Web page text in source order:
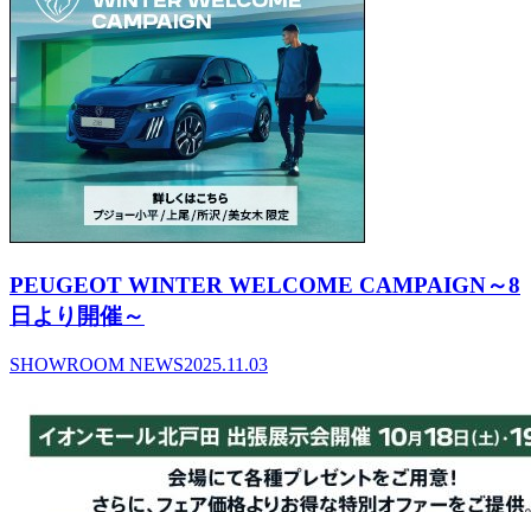
PEUGEOT WINTER WELCOME CAMPAIGN～8
日より開催～
SHOWROOM NEWS2025.11.03